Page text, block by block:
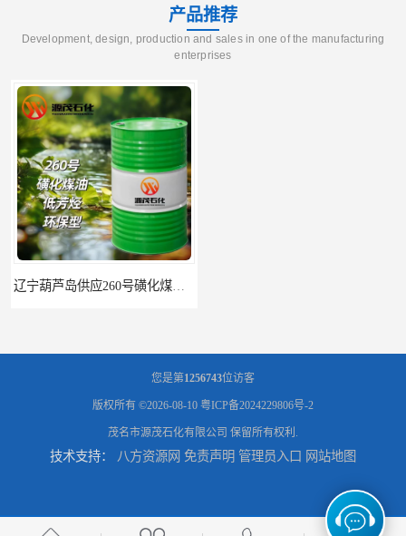
产品推荐
Development, design, production and sales in one of the manufacturing
enterprises
您是第1256743位访客
版权所有 ©2026-08-10 粤ICP备2024229806号-2
茂名市源茂石化有限公司 保留所有权利.
技术支持： 八方资源网 免责声明 管理员入口 网站地图